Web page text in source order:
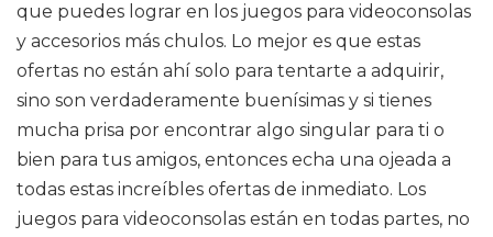
que puedes lograr en los juegos para videoconsolas
y accesorios más chulos. Lo mejor es que estas
ofertas no están ahí solo para tentarte a adquirir,
sino son verdaderamente buenísimas y si tienes
mucha prisa por encontrar algo singular para ti o
bien para tus amigos, entonces echa una ojeada a
todas estas increíbles ofertas de inmediato. Los
juegos para videoconsolas están en todas partes, no